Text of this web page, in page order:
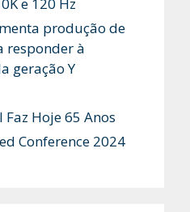
produção de
responder à
geração Y
Hoje 65 Anos
Conference 2024